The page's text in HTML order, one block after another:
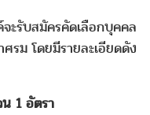
ะรับสมัครคัดเลือกบุคคล
รม โดยมีรายละเอียดดัง
1 อัตรา